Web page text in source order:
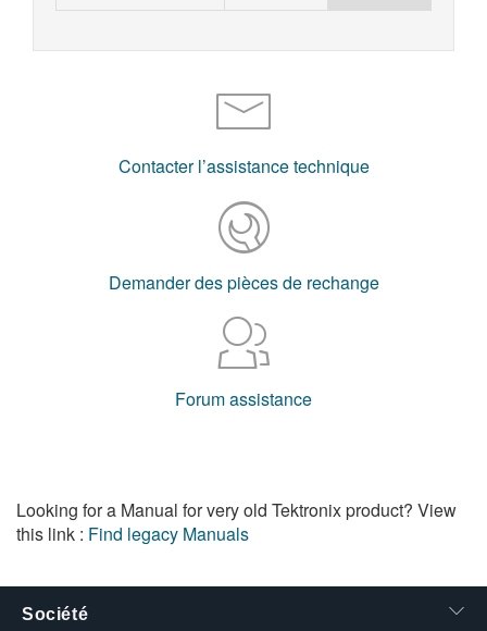
Contacter l’assistance technique
Demander des pièces de rechange
Forum assistance
Looking for a Manual for very old Tektronix product? View
this link : Find legacy Manuals
Société